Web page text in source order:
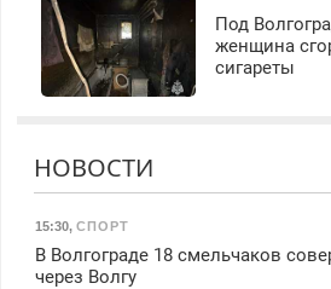
Под
женщина
сигареты
НОВОСТИ
15:30, СПОРТ
В Волгограде 18 смельчаков
через Волгу